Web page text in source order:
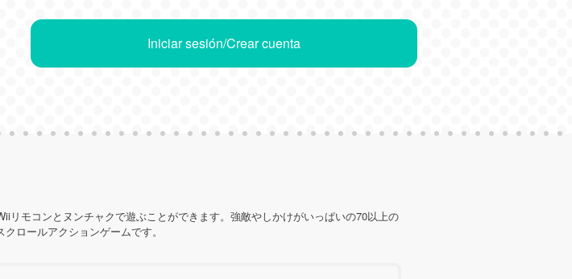
Iniciar sesión/Crear cuenta
モコンとヌンチャクで遊ぶことができます。強敵やしかけがいっぱいの70以上の
ロールアクションゲームです。